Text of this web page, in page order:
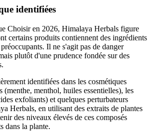
identifiées
Choisir en 2026, Himalaya Herbals figure
certains produits contiennent des ingrédients
Il ne s'agit pas de danger
plutôt d'une prudence fondée sur des
identifiées dans les cosmétiques
(menthe, menthol, huiles essentielles), les
exfoliants) et quelques perturbateurs
Herbals, en utilisant des extraits de plantes
des niveaux élevés de ces composés
dans la plante.